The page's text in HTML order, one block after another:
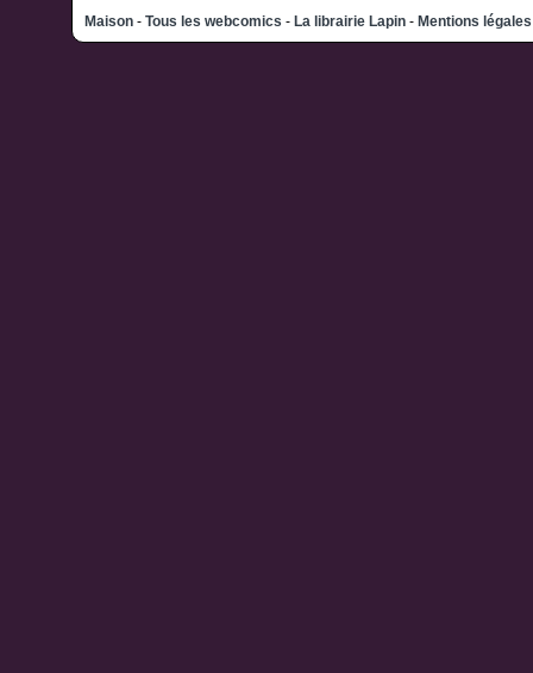
Maison - Tous les webcomics - La librairie Lapin - Mentions